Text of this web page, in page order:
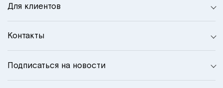
Для клиентов
Контакты
Подписаться на новости